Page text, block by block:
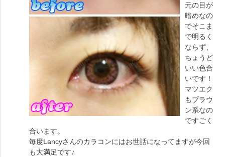
元の目が
暗めなの
でそこま
で明るく
ならず、
ちょうど
いい色合
いです！
マツエク
もブラウ
ン系なの
ですごく
合います。
毎度Lancyさんのカラコンにはお世話になってますが今回
も大満足です♪